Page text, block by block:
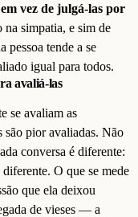
vez de julgá-las por
na simpatia, e sim de
pessoa tende a se
igual para todos.
avaliá-las
se avaliam as
são pior avaliadas. Não
conversa é diferente:
O que se mede
que ela deixou
de vieses — a